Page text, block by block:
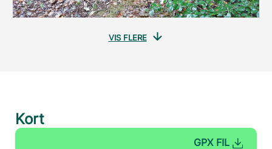
VIS FLERE
Kort
GPX FIL